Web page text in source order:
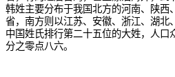
韩姓主要分布于我国北方的河南、陕西
省，南方则以江苏、安徽、浙江、湖北
中国姓氏排行第二十五位的大姓，人口
分之零点八六。